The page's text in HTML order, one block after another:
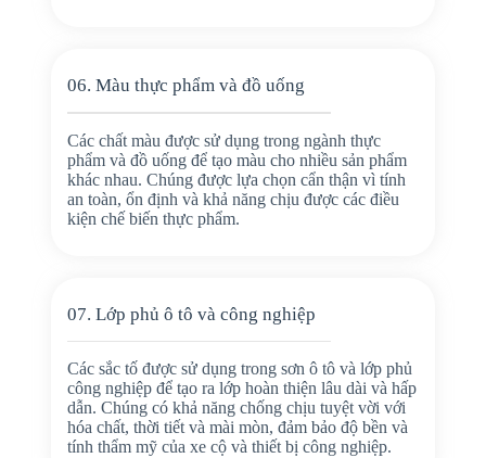
06. Màu thực phẩm và đồ uống
Các chất màu được sử dụng trong ngành thực
phẩm và đồ uống để tạo màu cho nhiều sản phẩm
khác nhau. Chúng được lựa chọn cẩn thận vì tính
an toàn, ổn định và khả năng chịu được các điều
kiện chế biến thực phẩm.
07. Lớp phủ ô tô và công nghiệp
Các sắc tố được sử dụng trong sơn ô tô và lớp phủ
công nghiệp để tạo ra lớp hoàn thiện lâu dài và hấp
dẫn. Chúng có khả năng chống chịu tuyệt vời với
hóa chất, thời tiết và mài mòn, đảm bảo độ bền và
tính thẩm mỹ của xe cộ và thiết bị công nghiệp.